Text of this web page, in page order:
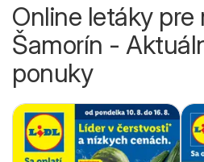
Online letáky pre
Šamorín -
ponuky